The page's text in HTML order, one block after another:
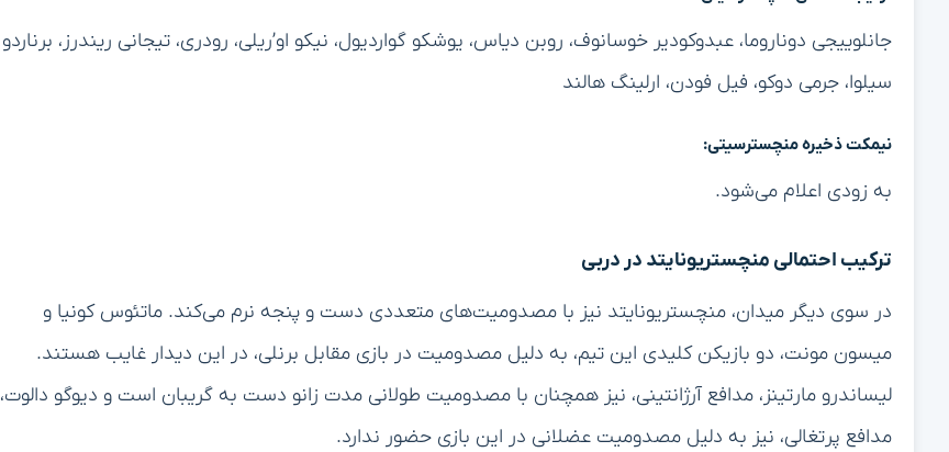
جانلوییجی دوناروما، عبدوکودیر خوسانوف، روبن دیاس، یوشکو گواردیول، نیکو او’ریلی، رودری، تیجانی ریندرز، برناردو
سیلوا، جرمی دوکو، فیل فودن، ارلینگ هالند
نیمکت ذخیره منچسترسیتی:
به زودی اعلام می‌شود.
ترکیب احتمالی منچستریونایتد در دربی
در سوی دیگر میدان، منچستریونایتد نیز با مصدومیت‌های متعددی دست و پنجه نرم می‌کند. ماتئوس کونیا و
میسون مونت، دو بازیکن کلیدی این تیم، به دلیل مصدومیت در بازی مقابل برنلی، در این دیدار غایب هستند.
لیساندرو مارتینز، مدافع آرژانتینی، نیز همچنان با مصدومیت طولانی مدت زانو دست به گریبان است و دیوگو دالوت،
مدافع پرتغالی، نیز به دلیل مصدومیت عضلانی در این بازی حضور ندارد.